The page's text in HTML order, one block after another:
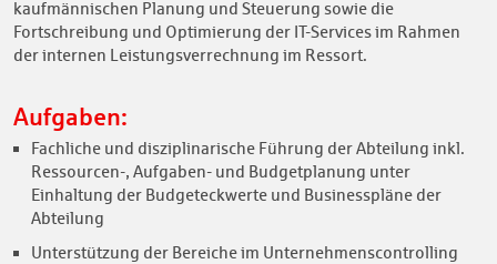
kaufmännischen Planung und Steuerung sowie die
Fortschreibung und Optimierung der IT-Services im Rahmen
der internen Leistungsverrechnung im Ressort.
Aufgaben:
Fachliche und disziplinarische Führung der Abteilung inkl.
Ressourcen-, Aufgaben- und Budgetplanung unter
Einhaltung der Budgeteckwerte und Businesspläne der
Abteilung
Unterstützung der Bereiche im Unternehmenscontrolling